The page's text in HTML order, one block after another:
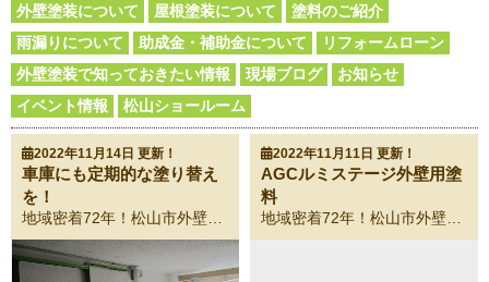
外壁塗装について 屋根塗装について
塗料のご紹介
雨漏りについて
助成金・補助金について
リフォームローン
外壁塗装で知っておきたい情報
現場ブログ
お知らせ
イベント情報
松山ショールーム
2022年11月14日 更新！
車庫にも定期的な塗り替え
を！
2022年11月11日 更新！
AGCルミステージ外壁用塗
料